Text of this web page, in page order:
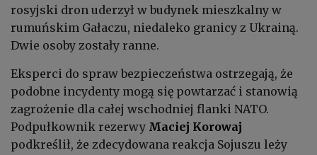
rosyjski dron uderzył w budynek mieszkalny w
rumuńskim Gałaczu, niedaleko granicy z Ukrainą.
Dwie osoby zostały ranne.
Eksperci do spraw bezpieczeństwa ostrzegają, że
podobne incydenty mogą się powtarzać i stanowią
zagrożenie dla całej wschodniej flanki NATO.
Podpułkownik rezerwy Maciej Korowaj
podkreślił, że zdecydowana reakcja Sojuszu leży